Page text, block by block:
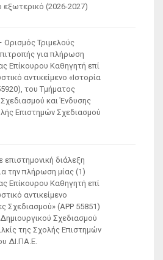
εξωτερικό (2026-2027)
Τριμελούς
για πλήρωση
Επίκουρου Καθηγητή επί
αντικείμενο «Ιστορία
του Τμήματος
και Ένδυσης
Επιστημών Σχεδιασμού
διάλεξη
την πλήρωση μίας (1)
Επίκουρου Καθηγητή επί
αντικείμενο
Σχεδιασμού» (ΑΡΡ 55851)
Σχεδιασμού
της Σχολής Επιστημών
ΔΙ.ΠΑ.Ε.